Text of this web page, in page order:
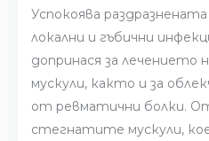
Успокоява
локални и гъбични
допринася за лечението
мускули, както и за
от ревматични болки.
стегнатите мускули,